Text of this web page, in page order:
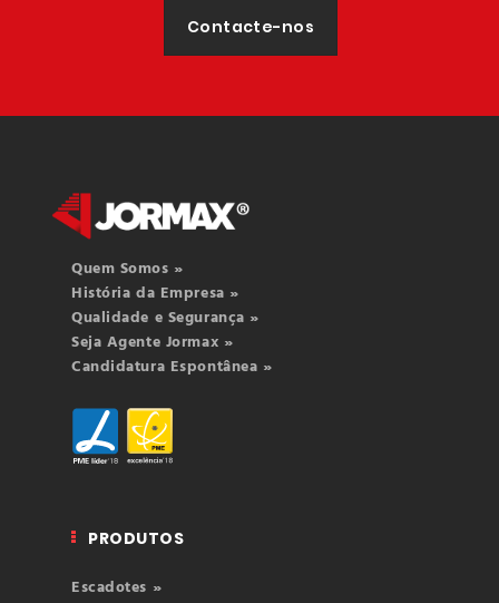
Contacte-nos
Quem Somos »
História da Empresa »
Qualidade e Segurança »
Seja Agente Jormax »
Candidatura Espontânea »
PRODUTOS
Escadotes »